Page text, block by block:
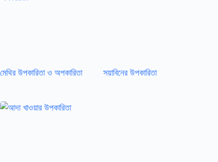
মেথির উপকারিতা ও অপকারিতা সয়াবিনের উপকারিতা